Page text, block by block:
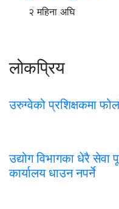
२ महिना अघि
लोकप्रिय
उरुग्वेको प्रशिक्षकमा
उद्योग विभागका धेरै सेवा
कार्यालय धाउन नपर्ने